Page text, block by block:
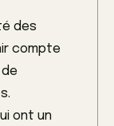
des
compte
ont un